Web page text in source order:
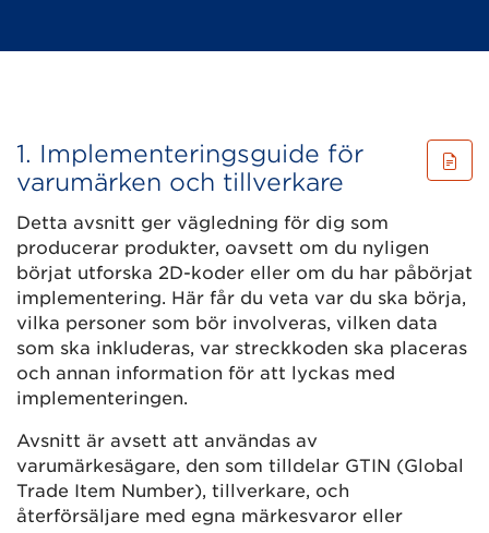
1. Implementeringsguide för
varumärken och tillverkare
Detta avsnitt ger vägledning för dig som
producerar produkter, oavsett om du nyligen
börjat utforska 2D-koder eller om du har påbörjat
implementering. Här får du veta var du ska börja,
vilka personer som bör involveras, vilken data
som ska inkluderas, var streckkoden ska placeras
och annan information för att lyckas med
implementeringen.
Avsnitt är avsett att användas av
varumärkesägare, den som tilldelar GTIN (Global
Trade Item Number), tillverkare, och
återförsäljare med egna märkesvaror eller